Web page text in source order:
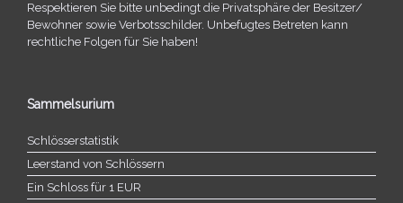
Respektieren Sie bitte unbe­dingt die Privatsphäre der Besitzer/​
Bewohner sowie Verbotsschilder. Unbefugtes Betreten kann
recht­li­che Folgen für Sie haben!
Sammelsurium
Schlösserstatistik
Leerstand von Schlössern
Ein Schloss für 1 EUR